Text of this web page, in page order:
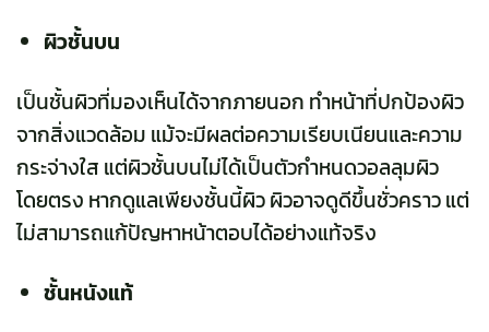
ผิวชั้นบน
เป็นชั้นผิวที่มองเห็นได้จากภายนอก ทำหน้าที่ปกป้องผิว
จากสิ่งแวดล้อม แม้จะมีผลต่อความเรียบเนียนและความ
กระจ่างใส แต่ผิวชั้นบนไม่ได้เป็นตัวกำหนดวอลลุมผิว
โดยตรง หากดูแลเพียงชั้นนี้ผิว ผิวอาจดูดีขึ้นชั่วคราว แต่
ไม่สามารถแก้ปัญหาหน้าตอบได้อย่างแท้จริง
ชั้นหนังแท้